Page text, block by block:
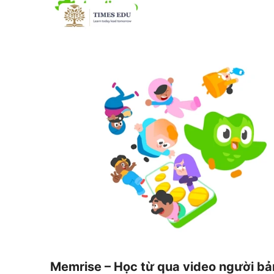
Memrise – Học từ qua video người